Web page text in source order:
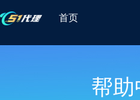
首页
帮